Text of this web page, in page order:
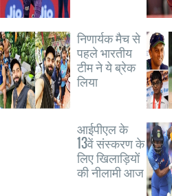
निणार्यक मैच से
पहले भारतीय
टीम ने ये ब्रेक
लिया
आईपीएल के
13वें संस्करण के
लिए खिलाड़ियों
की नीलामी आज